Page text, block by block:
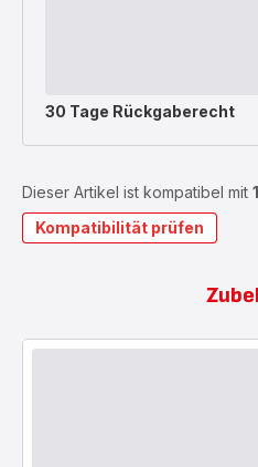
30 Tage Rückgaberecht
Dieser Artikel ist kompatibel mit
Kompatibilität prüfen